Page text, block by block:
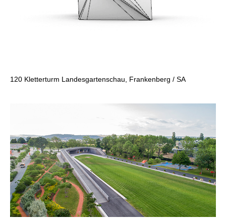
120 Kletterturm Landesgartenschau, Frankenberg / SA